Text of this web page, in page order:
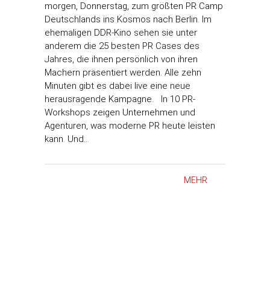
morgen, Donnerstag, zum größten PR Camp
Deutschlands ins Kosmos nach Berlin. Im
ehemaligen DDR-Kino sehen sie unter
anderem die 25 besten PR Cases des
Jahres, die ihnen persönlich von ihren
Machern präsentiert werden. Alle zehn
Minuten gibt es dabei live eine neue
herausragende Kampagne. In 10 PR-
Workshops zeigen Unternehmen und
Agenturen, was moderne PR heute leisten
kann. Und…
MEHR